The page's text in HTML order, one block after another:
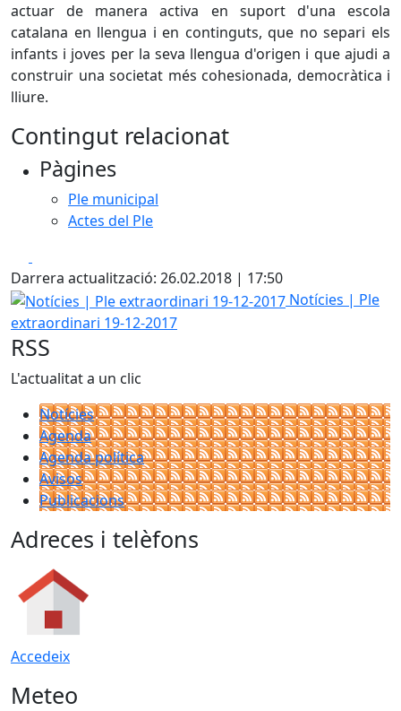
actuar de manera activa en suport d'una escola
catalana en llengua i en continguts, que no separi els
infants i joves per la seva llengua d'origen i que ajudi a
construir una societat més cohesionada, democràtica i
lliure.
Contingut relacionat
Pàgines
Ple municipal
Actes del Ple
Darrera actualització: 26.02.2018 | 17:50
Notícies | Ple extraordinari 19-12-2017
Notícies | Ple
extraordinari 19-12-2017
RSS
L'actualitat a un clic
Notícies
Agenda
Agenda política
Avisos
Publicacions
Adreces i telèfons
Accedeix
Meteo